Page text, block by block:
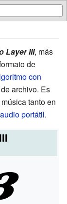
Layer III, más
de
con
archivo. Es
tanto en
portátil.